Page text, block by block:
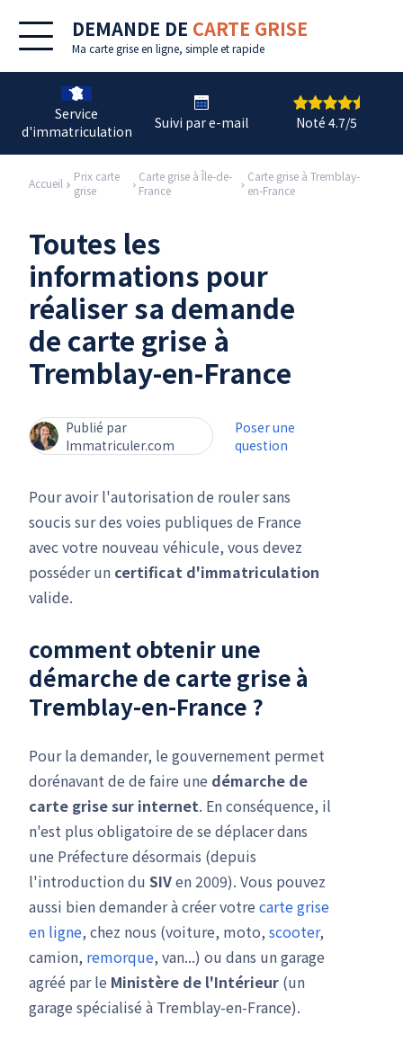
DEMANDE DE CARTE GRISE
Ma carte grise en ligne, simple et rapide
Service
d'immatriculation
Suivi par e-mail Noté 4.7/5
Accueil
Prix carte
grise
Carte grise à Île-de-
France
Carte grise à Tremblay-
en-France
Toutes les
informations pour
réaliser sa demande
de carte grise à
Tremblay-en-France
Publié par
Immatriculer.com
Poser une
question
Pour avoir l'autorisation de rouler sans
soucis sur des voies publiques de France
avec votre nouveau véhicule, vous devez
posséder un certificat d'immatriculation
valide.
comment obtenir une
démarche de carte grise à
Tremblay-en-France ?
Pour la demander, le gouvernement permet
dorénavant de de faire une démarche de
carte grisesur internet. En conséquence, il
n'est plus obligatoire de se déplacer dans
une Préfecture désormais (depuis
l'introduction du SIVen 2009). Vous pouvez
aussi bien demander à créer votre carte grise
en ligne, chez nous (voiture, moto, scooter,
camion, remorque, van...) ou dans un garage
agréé par le Ministère de l'Intérieur (un
garage spécialisé à Tremblay-en-France).